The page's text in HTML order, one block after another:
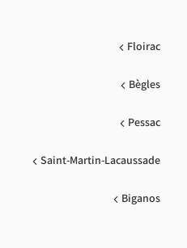
Floirac
Bègles
Pessac
Saint-Martin-Lacaussade
Biganos